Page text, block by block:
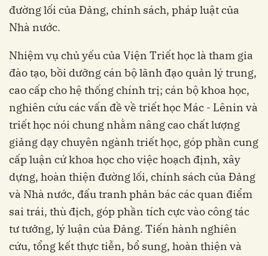
đường lối của Đảng, chính sách, pháp luật của
Nhà nước.
Nhiệm vụ chủ yếu của Viện Triết học là tham gia
đào tạo, bồi dưỡng cán bộ lãnh đạo quản lý trung,
cao cấp cho hệ thống chính trị; cán bộ khoa học,
nghiên cứu các vấn đề về triết học Mác - Lênin và
triết học nói chung nhằm nâng cao chất lượng
giảng dạy chuyên ngành triết học, góp phần cung
cấp luận cứ khoa học cho việc hoạch định, xây
dựng, hoàn thiện đường lối, chính sách của Đảng
và Nhà nước, đấu tranh phản bác các quan điểm
sai trái, thù địch, góp phần tích cực vào công tác
tư tưởng, lý luận của Đảng. Tiến hành nghiên
cứu, tổng kết thực tiễn, bổ sung, hoàn thiện và